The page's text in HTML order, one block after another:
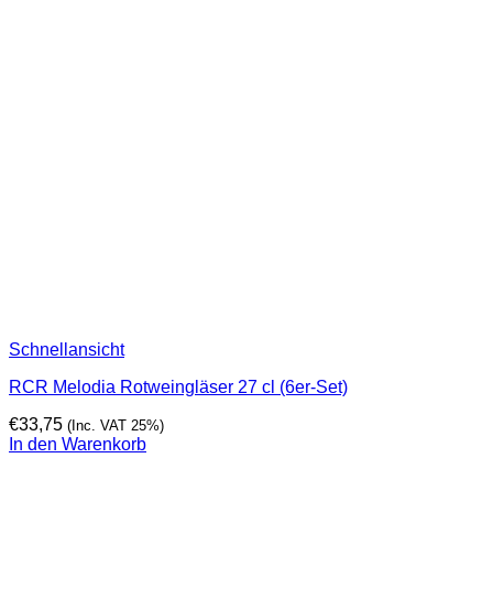
Schnellansicht
RCR Melodia Rotweingläser 27 cl (6er-Set)
€33,75 (Inc. VAT 25%)
In den Warenkorb